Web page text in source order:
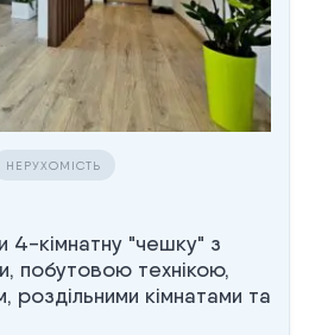
НЕРУХОМІСТЬ
4-кімнатну "чешку" з
побутовою технікою,
роздільними кімнатами та